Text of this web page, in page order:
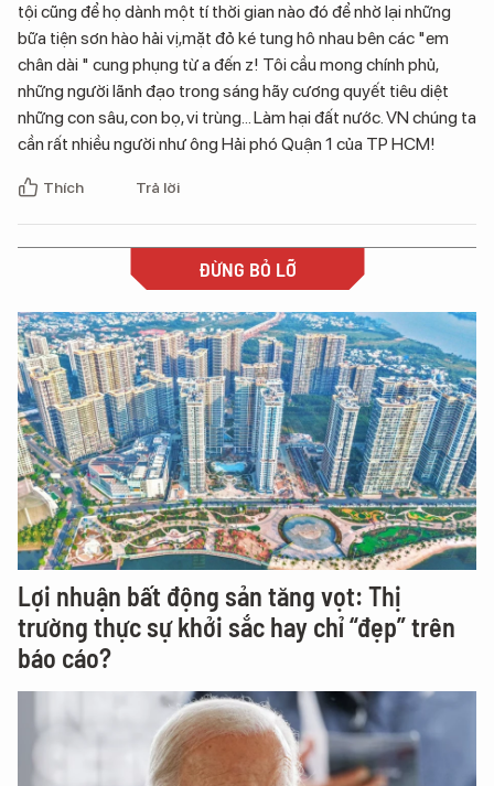
tội cũng để họ dành một tí thời gian nào đó để nhờ lại những
bữa tiện sơn hào hải vị,mặt đỏ ké tung hô nhau bên các "em
chân dài " cung phụng từ a đến z! Tôi cầu mong chính phủ,
những người lãnh đạo trong sáng hãy cương quyết tiêu diệt
những con sâu, con bọ, vi trùng... Làm hại đất nước. VN chúng ta
cần rất nhiều người như ông Hải phó Quận 1 của TP HCM!
Thích Trả lời
ĐỪNG BỎ LỠ
Lợi nhuận bất động sản tăng vọt: Thị
trường thực sự khởi sắc hay chỉ “đẹp” trên
báo cáo?